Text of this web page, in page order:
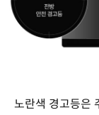
노란색 경고등은